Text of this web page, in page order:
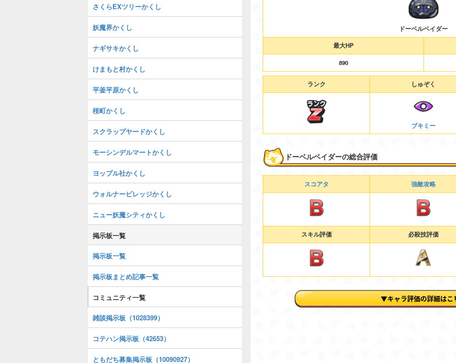
ドーベルベイダー
最大HP
890
ランク しゅぞく
ブキミー
ドーベルベイダーの総合評価
スコアタ 強敵攻略
スキル評価 必殺技評価
▼キャラ評価の詳細はこ
さくらEXツリーかくし
妖魔界かくし
ナギサキかくし
けまもと村かくし
平釜平原かくし
桜町かくし
スクラップヤードかくし
モーシンデルマートかくし
ヨップル社かくし
ウォルナービレッジかくし
ニュー妖魔シティかくし
掲示板一覧
掲示板一覧
掲示板まとめ記事一覧
コミュニティ一覧
雑談掲示板（1028399）
コテハン掲示板（42653）
ともだち募集掲示板（10090927）